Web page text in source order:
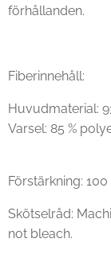
förhållanden.
Fiberinnehåll:
Huvudmaterial:
Varsel: 85 %
Förstärkning:
Skötselråd:
not bleach.